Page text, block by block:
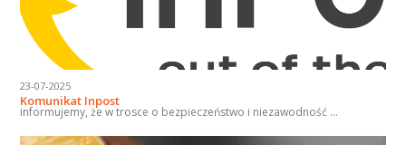
23-07-2025
Komunikat Inpost
informujemy, że w trosce o bezpieczeństwo i niezawodność ...